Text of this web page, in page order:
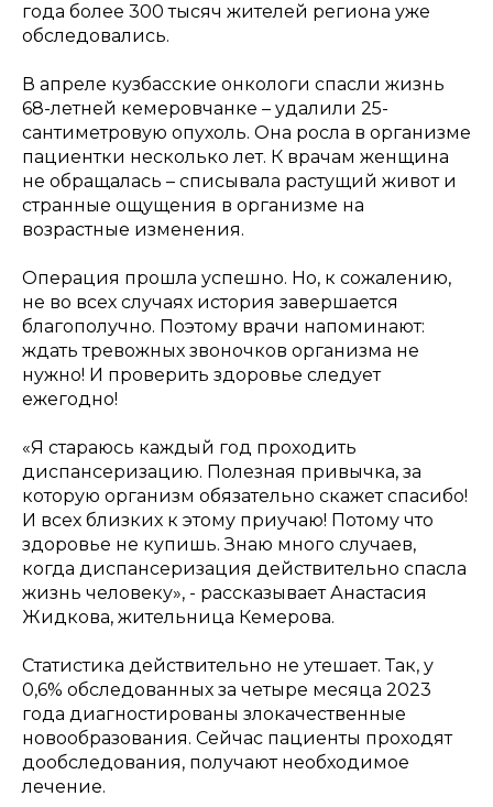
года более 300 тысяч жителей региона уже
обследовались.
В апреле кузбасские онкологи спасли жизнь
68-летней кемеровчанке – удалили 25-
сантиметровую опухоль. Она росла в организме
пациентки несколько лет. К врачам женщина
не обращалась – списывала растущий живот и
странные ощущения в организме на
возрастные изменения.
Операция прошла успешно. Но, к сожалению,
не во всех случаях история завершается
благополучно. Поэтому врачи напоминают:
ждать тревожных звоночков организма не
нужно! И проверить здоровье следует
ежегодно!
«Я стараюсь каждый год проходить
диспансеризацию. Полезная привычка, за
которую организм обязательно скажет спасибо!
И всех близких к этому приучаю! Потому что
здоровье не купишь. Знаю много случаев,
когда диспансеризация действительно спасла
жизнь человеку», - рассказывает Анастасия
Жидкова, жительница Кемерова.
Статистика действительно не утешает. Так, у
0,6% обследованных за четыре месяца 2023
года диагностированы злокачественные
новообразования. Сейчас пациенты проходят
дообследования, получают необходимое
лечение.